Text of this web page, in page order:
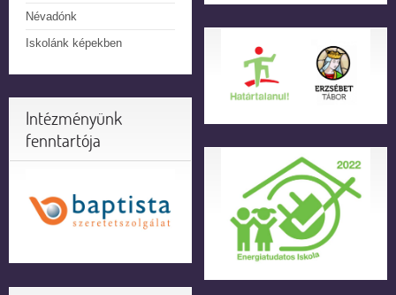
Névadónk
Iskolánk képekben
Intézményünk
fenntartója